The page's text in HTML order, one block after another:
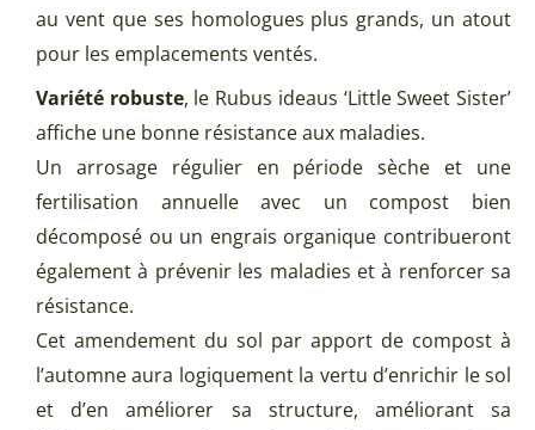
au vent que ses homologues plus grands, un atout
pour les emplacements ventés.
Variété robuste, le Rubus ideaus ‘Little Sweet Sister’
affiche une bonne résistance aux maladies.
Un arrosage régulier en période sèche et une
fertilisation annuelle avec un compost bien
décomposé ou un engrais organique contribueront
également à prévenir les maladies et à renforcer sa
résistance.
Cet amendement du sol par apport de compost à
l’automne aura logiquement la vertu d’enrichir le sol
et d’en améliorer sa structure, améliorant sa